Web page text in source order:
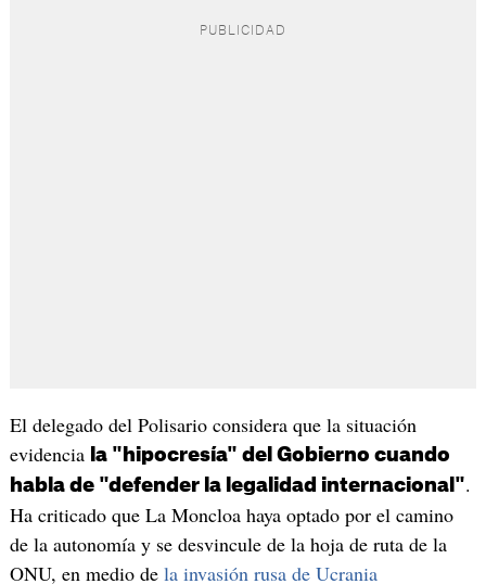
El delegado del Polisario considera que la situación
evidencia la "hipocresía" del Gobierno cuando
habla de "defender la legalidad internacional".
Ha criticado que La Moncloa haya optado por el camino
de la autonomía y se desvincule de la hoja de ruta de la
ONU, en medio de la invasión rusa de Ucrania